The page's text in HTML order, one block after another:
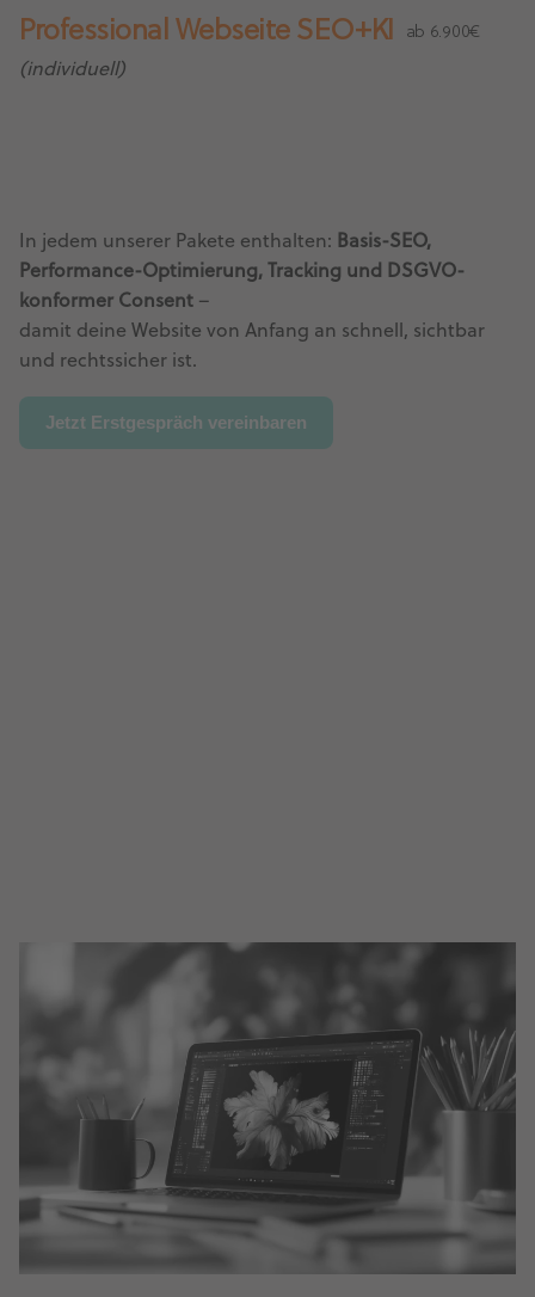
Professional Webseite SEO+KI ab 6.900€
(individuell)
In jedem unserer Pakete enthalten: Basis-SEO,
Performance-Optimierung, Tracking und DSGVO-
konformer Consent –
damit deine Website von Anfang an schnell, sichtbar
und rechtssicher ist.
Jetzt Erstgespräch vereinbaren